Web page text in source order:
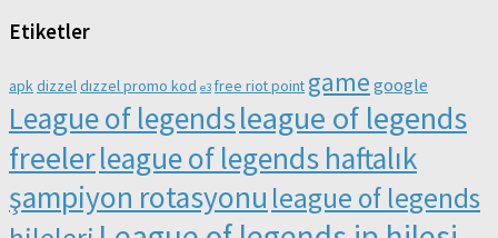
Etiketler
apk dizzel dızzel promo kod e3 free riot point gamegoogle
League of legendsleague of legends
freelerleague of legends haftalık
şampiyon rotasyonu league of legends